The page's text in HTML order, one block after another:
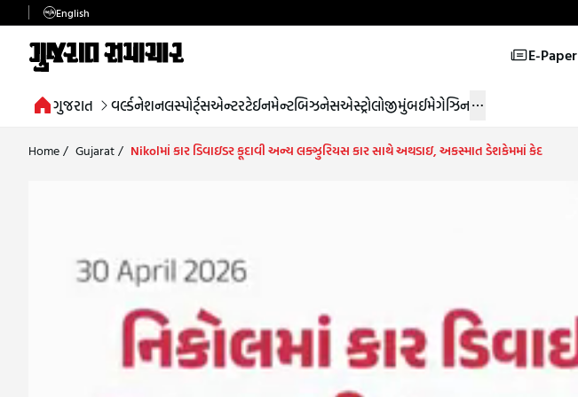
English
E-Paper
ગુજરાત વર્લ્ડનેશનલસ્પોર્ટ્સએન્ટરટેઈનમેન્ટબિઝનેસએસ્ટ્રોલોજીમુંબઈમેગેઝિન
Home/ Gujarat/ Nikolમાં કાર ડિવાઇડર કૂદાવી અન્ય લક્ઝુરિયસ કાર સાથે અથડાઇ, અકસ્માત ડેશકેમમાં કેદ